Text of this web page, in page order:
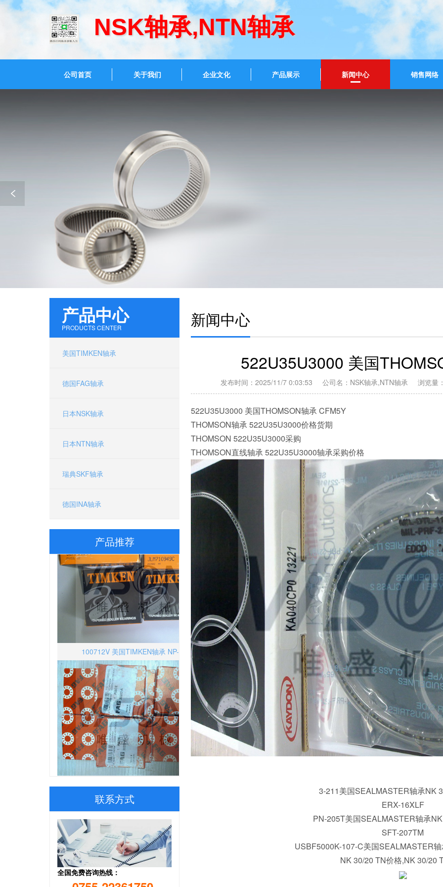
NSK轴承,NTN轴承
公司首页 关于我们 企业文化 产品展示 新闻中心 销售网络
产品中心
PRODUCTS CENTER
美国TIMKEN轴承
德国FAG轴承
日本NSK轴承
日本NTN轴承
瑞典SKF轴承
德国INA轴承
产品推荐
RCJT50-XL-N-FA125 德国FAG轴承 原装KAYDON
联系方式
全国免费咨询热线：
新闻中心
522U35U3000 美国
发布时间：2025/11/7 0:03:53 公司名：NSK轴承,NTN轴承 浏览量
522U35U3000 美国THOMSON轴承 CFM5Y
THOMSON轴承 522U35U3000价格货期
THOMSON 522U35U3000采购
THOMSON直线轴承 522U35U3000轴承采购价格
3-211美国SEALMASTER轴承NK
ERX-16XLF
PN-205T美国SEALMASTER轴承
SFT-207TM
USBF5000K-107-C美国SEALMASTER
NK 30/20 TN价格,NK 30/20